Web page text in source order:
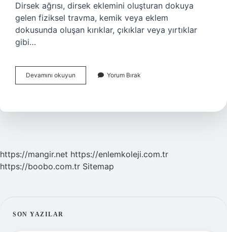
Dirsek ağrısı, dirsek eklemini oluşturan dokuya
gelen fiziksel travma, kemik veya eklem
dokusunda oluşan kırıklar, çıkıklar veya yırtıklar
gibi…
Devamını okuyun
Çıkık
Yorum Bırak
https://mangir.net https://enlemkoleji.com.tr
https://boobo.com.tr Sitemap
SIDEBAR
SON YAZILAR